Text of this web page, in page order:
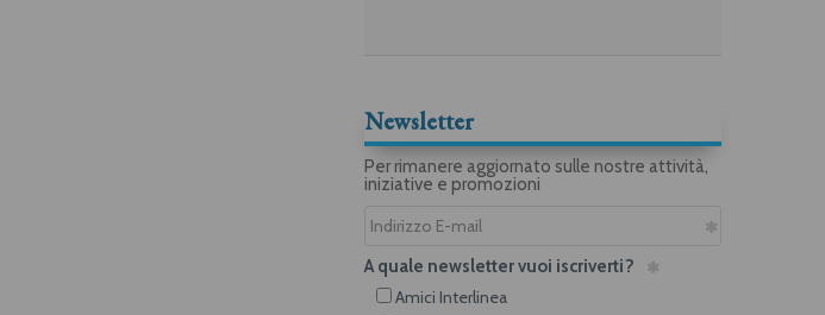
Newsletter
Per rimanere aggiornato sulle nostre attività,
iniziative e promozioni
A quale newsletter vuoi iscriverti?
Amici Interlinea